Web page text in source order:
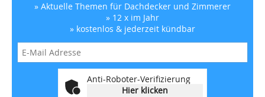
» Aktuelle Themen für Dachdecker und Zimmerer
» 12 x im Jahr
» kostenlos & jederzeit kündbar
Anti-Roboter-Verifizierung
Hier klicken